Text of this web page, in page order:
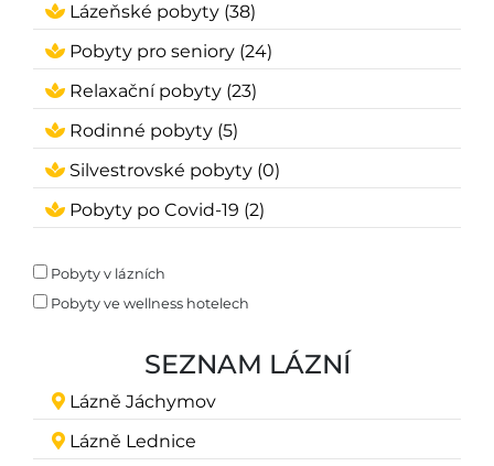
Lázeňské pobyty (38)
Pobyty pro seniory (24)
Relaxační pobyty (23)
Rodinné pobyty (5)
Silvestrovské pobyty (0)
Pobyty po Covid-19 (2)
Pobyty v lázních
Pobyty ve wellness hotelech
SEZNAM LÁZNÍ
Lázně Jáchymov
Lázně Lednice